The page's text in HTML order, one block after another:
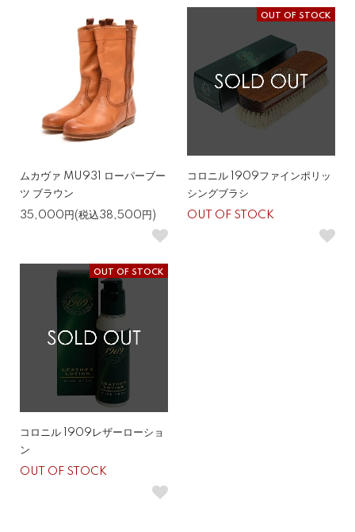
ムカヴァ MU931 ローパーブー
ツ ブラウン
35,000円(税込38,500円)
OUT OF STOCK
コロニル 1909ファインポリッ
シングブラシ
OUT OF STOCK
OUT OF STOCK
コロニル 1909レザーローショ
ン
OUT OF STOCK